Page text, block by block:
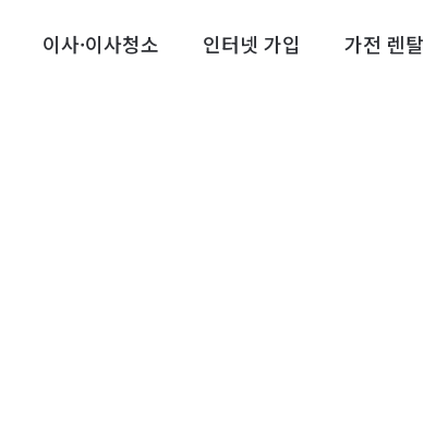
이사·이사청소 인터넷 가입 가전 렌탈